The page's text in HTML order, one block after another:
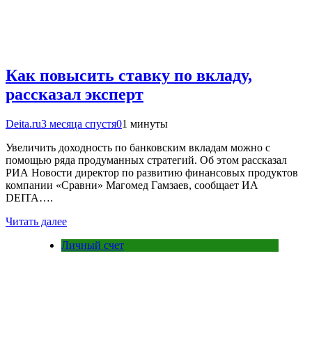
Как повысить ставку по вкладу,
рассказал эксперт
Deita.ru3 месяца спустя01 минуты
Увеличить доходность по банковским вкладам можно с
помощью ряда продуманных стратегий. Об этом рассказал
РИА Новости директор по развитию финансовых продуктов
компании «Сравни» Магомед Гамзаев, сообщает ИА
DEITA….
Читать далее
Личный счет